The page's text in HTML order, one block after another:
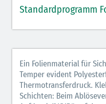
Thermotransfer PP
Thermotransfer PET weiß
Thermotransfer PET
TTF PET Tamper evident
Standardprogramm
Ein Folienmaterial für
Temper evident
Thermotransferdruck.
Schichten: Beim